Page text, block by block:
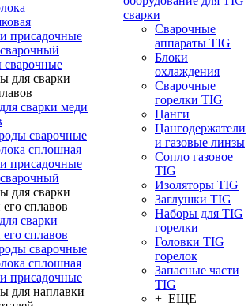
присадочные
сварки меди
сварочные
сплошная
присадочные
сварки
сплавов
сварочные
сплошная
присадочные
сварки
Сварочные
аппараты TIG
Блоки
охлаждения
Сварочные
горелки TIG
Цанги
Цангодержатели
и газовые линзы
Сопло газовое
TIG
Изоляторы TIG
Заглушки TIG
Наборы для TIG
горелки
Головки TIG
горелок
Запасные части
TIG
+ ЕЩЕ